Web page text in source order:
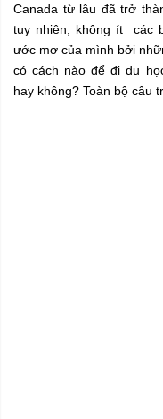
Canada từ lâu đã trở
tuy nhiên, không ít các
ước mơ của mình bởi
có cách nào để đi du
hay không? Toàn bộ câu